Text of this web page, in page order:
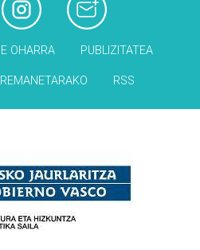
OHARRA PUBLIZITATEA
RSS